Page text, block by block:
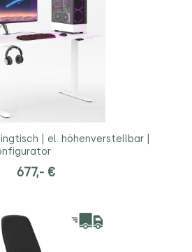
| el. höhenverstellbar |
677,- €